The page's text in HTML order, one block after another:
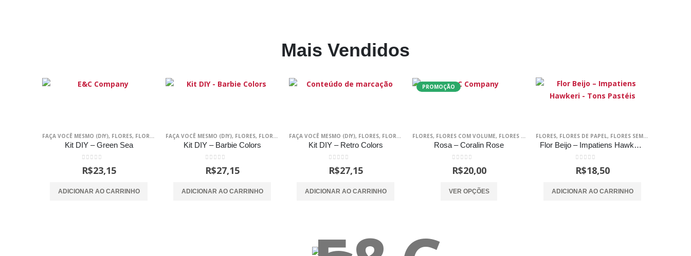
Mais Vendidos
FAÇA VOCÊ MESMO (DIY), FLORES, FLORES DE PAPEL ,FLORES SEM VOLUME,MDF ,SCRAP DECOR, SCRAPBOOKING
Kit DIY – Green Sea
out of 5
R$23,15
ADICIONAR AO CARRINHO
FAÇA VOCÊ MESMO (DIY), FLORES, FLORES DE PAPEL ,FLORES SEM VOLUME,SCRAP DECOR SCRAPBOOKING
Kit DIY – Barbie Colors
out of 5
R$27,15
ADICIONAR AO CARRINHO
FAÇA VOCÊ MESMO (DIY), FLORES, FLORES DE PAPEL ,FLORES SEM VOLUME,MDF,SCRAP DECOR,SCRAPBOOKING
Kit DIY – Retro Colors
out of 5
R$27,15
ADICIONAR AO CARRINHO
PROMOÇÃO
FLORES, FLORES COM VOLUME, FLORES DE PAPEL ,MDF,SCRAP DECOR,SCRAPBOOKING
Rosa – Coralin Rose
out of 5
R$20,00
VER OPÇÕES
FLORES, FLORES DE PAPEL, FLORES SEM VOLUME
Flor Beijo – Impatiens Hawkeri – Tons Pastéis
out of 5
R$18,50
ADICIONAR AO CARRINHO